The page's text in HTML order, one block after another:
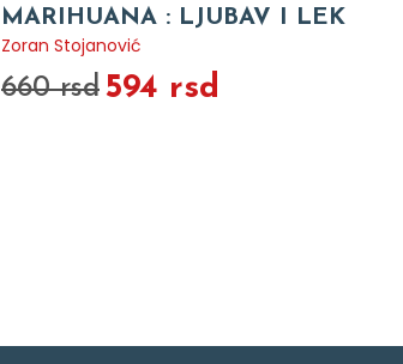
MARIHUANA : LJUBAV I LEK
Zoran Stojanović
660 rsd 594 rsd